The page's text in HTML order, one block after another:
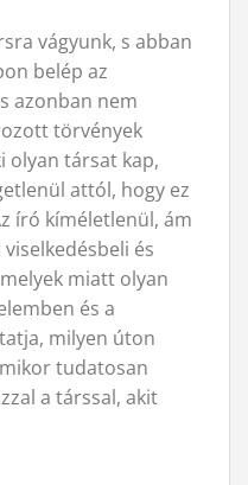
vágyunk, s abban
belép az
azonban nem
törvények
olyan társat kap,
attól, hogy ez
író kíméletlenül, ám
és
miatt olyan
és a
milyen úton
tudatosan
a társsal, akit